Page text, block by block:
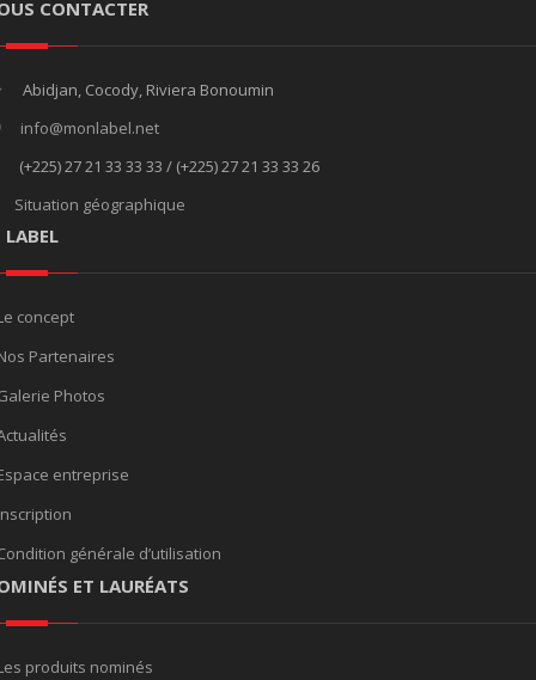
CONTACTER
Abidjan, Cocody, Riviera Bonoumin
info@monlabel.net
(+225) 27 21 33 33 33 / (+225) 27 21 33 33 26
Situation géographique
LABEL
concept
Partenaires
Photos
entreprise
générale d’utilisation
ET LAURÉATS
produits nominés